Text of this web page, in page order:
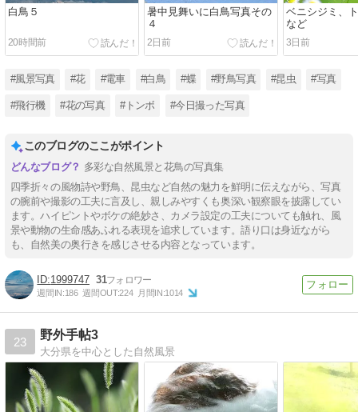
白鳥５
20時間前
暑中見舞いに白鳥写真その
４
2日前
ベニシジミ、
など
3日前
#風景写真 #花 #電車 #白鳥 #蝶 #野鳥写真 #昆虫 #写真
#飛行機 #花の写真 #トンボ #今日撮った写真
このブログのここがポイント
多彩な自然風景と花鳥の写真集
四季折々の風物詩や野鳥、昆虫など自然の魅力を鮮明に伝えながら、写真
の腕前や撮影の工夫に言及し、親しみやすくも奥深い観察眼を披露してい
ます。ハイピントやボケの絶妙さ、カメラ設定の工夫についても触れ、風
景や動物の生命感あふれる表現を追求しています。語り口は身近ながら
も、自然美の奥行きを感じさせる内容となっています。
1999747 31
週間IN:186 週間OUT:224 月間IN:1014
23
野外手帖3
大分県を中心とした自然風景